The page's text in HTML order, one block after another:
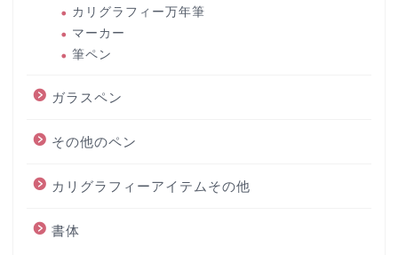
カリグラフィー万年筆
マーカー
筆ペン
ガラスペン
その他のペン
カリグラフィーアイテムその他
書体